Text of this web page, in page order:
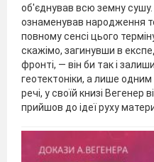
об'єднував всю земну сушу.
ознаменував народження
повному сенсі цього
скажімо, загинувши в
фронті, — він би так і
геотектоніки, а лише одним
речі, у своїй книзі Вегенер
прийшов до ідеї руху